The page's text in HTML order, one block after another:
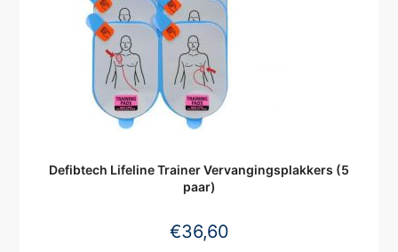
Defibtech Lifeline Trainer Vervangingsplakkers (5
paar)
€36,60